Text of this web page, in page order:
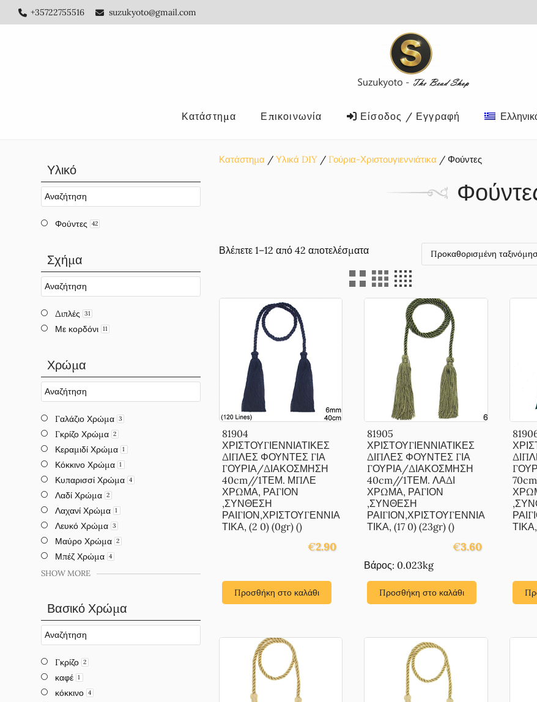
Skip
to
Skip
to
Skip
to
+35722755516 suzukyoto@gmail.com
Κατάστημα Επικοινωνία Είσοδος / Εγγραφή
Κατάστημα Υλικά DIY Γούρια-Χριστουγιεννιάτικα Φούντες
Βλέπετε 1–12 από 42 αποτελέσματα
81904
ΧΡΙΣΤΟΥΓΙΕΝΝΙΑΤΙΚΕΣ
ΔΙΠΛΕΣ ΦΟΥΝΤΕΣ ΓΙΑ
ΓΟΥΡΙΑ/ΔΙΑΚΟΣΜΗΣΗ
40cm//1ΤΕΜ. ΜΠΛΕ
ΧΡΩΜΑ, ΡΑΓΙΟΝ
,ΣΥΝΘΕΣΗ
ΡΑΙΓΙΟΝ,ΧΡΙΣΤΟΥΓΕΝΝΙΑ
ΤΙΚΑ, (2 0) (0gr) ()
€2.90
Προσθήκη στο καλάθι
81905
ΧΡΙΣΤΟΥΓΙΕΝΝΙΑΤΙΚΕΣ
ΔΙΠΛΕΣ ΦΟΥΝΤΕΣ ΓΙΑ
ΓΟΥΡΙΑ/ΔΙΑΚΟΣΜΗΣΗ
40cm//1ΤΕΜ. ΛΑΔΙ
ΧΡΩΜΑ, ΡΑΓΙΟΝ
,ΣΥΝΘΕΣΗ
ΡΑΙΓΙΟΝ,ΧΡΙΣΤΟΥΓΕΝΝΙΑ
ΤΙΚΑ, (17 0) (23gr) ()
€3.60
Βάρος: 0.023kg
Προσθήκη στο καλάθι
Αρχική
Πλευρική
Στήλη
Υλικό
Φούντες 42
Σχήμα
Διπλές 31
Με κορδόνι 11
Χρώμα
Γαλάζιο Χρώμα 3
Γκρίζο Χρώμα 2
Κεραμιδί Χρώμα 1
Κόκκινο Χρώμα 1
Κυπαρισσί Χρώμα 4
Λαδί Χρώμα 2
Λαχανί Χρώμα 1
Λευκό Χρώμα 3
Μαύρο Χρώμα 2
Μπέζ Χρώμα 4
SHOW MORE
Βασικό Χρώμα
Γκρίζο 2
καφέ 1
κόκκινο 4